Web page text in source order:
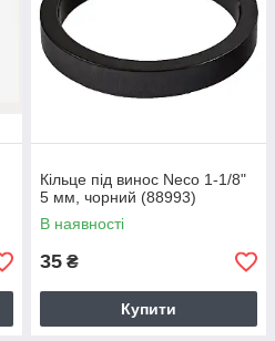
Кільце під винос Neco 1-1/8"
5 мм, чорний (88993)
В наявності
35 ₴
Купити